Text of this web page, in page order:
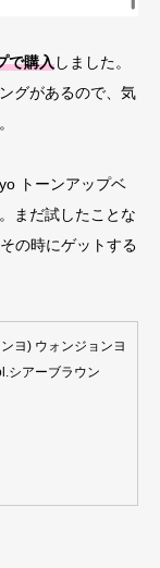
で購入しました。
グがあるので、気
トーンアップベ
まだ試したことな
の時にゲットする
ヨ) ウォンジョンヨ
シアーブラウン